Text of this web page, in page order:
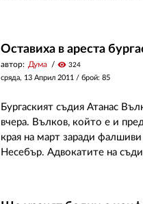
Оставиха в ареста
автор: Дума visibility 324
сряда, 13 Април 2011 / брой: 85
Бургаският съдия Атанас
вчера. Вълков, който е и
края на март заради
Несебър. Адвокатите на